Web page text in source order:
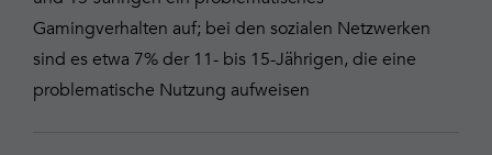
Gamingverhalten auf; bei den sozialen Netzwerken
sind es etwa 7% der 11- bis 15-Jährigen, die eine
problematische Nutzung aufweisen